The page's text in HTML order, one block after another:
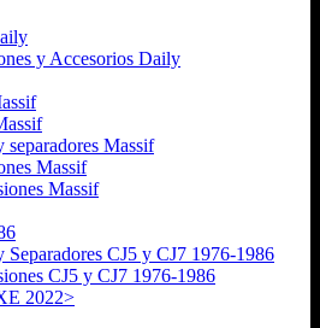
y Accesorios Daily
separadores Massif
Massif
Massif
Separadores CJ5 y CJ7 1976-1986
CJ5 y CJ7 1976-1986
2022>